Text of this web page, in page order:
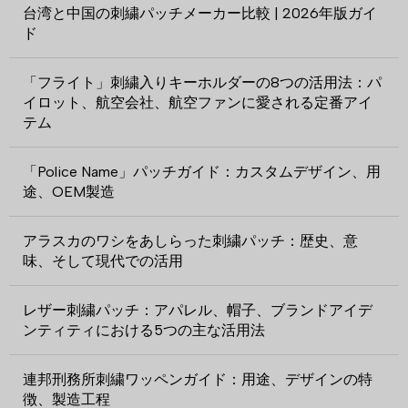
台湾と中国の刺繍パッチメーカー比較 | 2026年版ガイ
ド
「フライト」刺繍入りキーホルダーの8つの活用法：パ
イロット、航空会社、航空ファンに愛される定番アイ
テム
「Police Name」パッチガイド：カスタムデザイン、用
途、OEM製造
アラスカのワシをあしらった刺繍パッチ：歴史、意
味、そして現代での活用
レザー刺繍パッチ：アパレル、帽子、ブランドアイデ
ンティティにおける5つの主な活用法
連邦刑務所刺繍ワッペンガイド：用途、デザインの特
徴、製造工程